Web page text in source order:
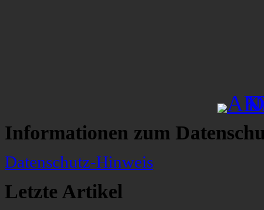
Informationen zum
Datenschutz-Hinweis
Letzte Artikel